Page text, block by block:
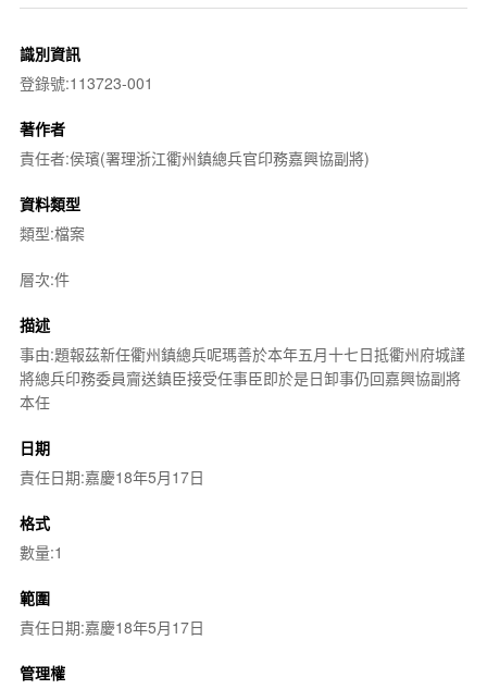
識別資訊
登錄號:113723-001
著作者
責任者:侯璸(署理浙江衢州鎮總兵官印務嘉興協副將)
資料類型
類型:檔案
層次:件
描述
事由:題報茲新任衢州鎮總兵呢瑪善於本年五月十七日抵衢州府城謹
將總兵印務委員齎送鎮臣接受任事臣即於是日卸事仍回嘉興協副將
本任
日期
責任日期:嘉慶18年5月17日
格式
數量:1
範圍
責任日期:嘉慶18年5月17日
管理權